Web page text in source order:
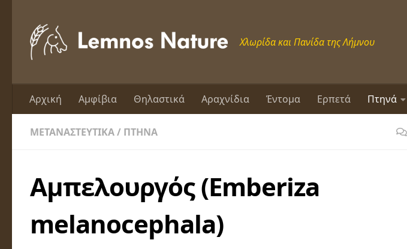
Χλωρίδα και Πανίδα της Λήμνου
Αρχική Αμφίβια Θηλαστικά Αραχνίδια Έντομα Ερπετά Πτηνά
ΜΕΤΑΝΑΣΤΕΥΤΙΚΆ/ ΠΤΗΝΆ
Αμπελουργός (Emberiza
melanocephala)